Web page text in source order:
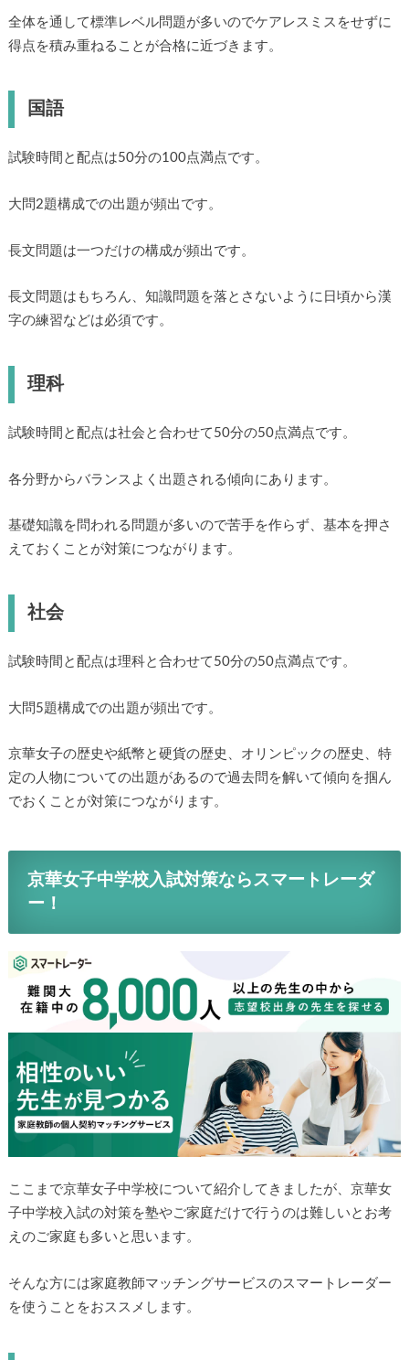
全体を通して標準レベル問題が多いのでケアレスミスをせずに
得点を積み重ねることが合格に近づきます。
国語
試験時間と配点は50分の100点満点です。
大問2題構成での出題が頻出です。
長文問題は一つだけの構成が頻出です。
長文問題はもちろん、知識問題を落とさないように日頃から漢
字の練習などは必須です。
理科
試験時間と配点は社会と合わせて50分の50点満点です。
各分野からバランスよく出題される傾向にあります。
基礎知識を問われる問題が多いので苦手を作らず、基本を押さ
えておくことが対策につながります。
社会
試験時間と配点は理科と合わせて50分の50点満点です。
大問5題構成での出題が頻出です。
京華女子の歴史や紙幣と硬貨の歴史、オリンピックの歴史、特
定の人物についての出題があるので過去問を解いて傾向を掴ん
でおくことが対策につながります。
京華女子中学校入試対策ならスマートレーダ
ー！
ここまで京華女子中学校について紹介してきましたが、京華女
子中学校入試の対策を塾やご家庭だけで行うのは難しいとお考
えのご家庭も多いと思います。
そんな方には家庭教師マッチングサービスのスマートレーダー
を使うことをおススメします。